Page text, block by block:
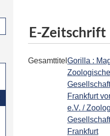
E-Zeitschrift
Gesamttitel Gorilla :
Gesellschaft
Frankfurt
e.V. /
Gesellschaft
Frankfurt